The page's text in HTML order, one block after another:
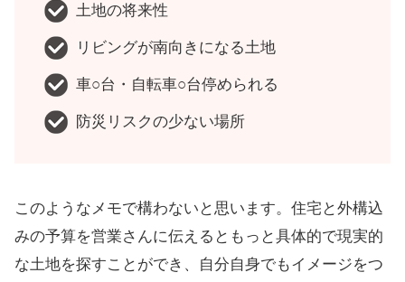
土地の将来性
リビングが南向きになる土地
車○台・自転車○台停められる
防災リスクの少ない場所
このようなメモで構わないと思います。住宅と外構込
みの予算を営業さんに伝えるともっと具体的で現実的
な土地を探すことができ、自分自身でもイメージをつ